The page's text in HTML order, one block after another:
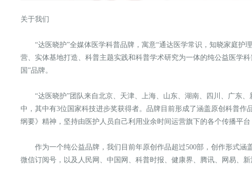
关于我们
“达医晓护”全媒体医学科普品牌，寓意“通达医学常识，知晓家庭
营、实体基地打造、科普主题实践和科普学术研究为一体的纯公益医学
国”品牌。
“达医晓护”团队来自北京、天津、上海、山东、湖南、四川、广东
中，其中有3位国家科技进步奖获得者。品牌目前形成了涵盖原创科普作
纲要》精神，坚持由医护人员自己利用业余时间运营旗下的各个传播平
作为一个纯公益品牌，我们目 前年原创作品超过500部，创作形式涵
微信订阅号，以及人民网、中国网、科普时报、健康界、腾讯、网易、